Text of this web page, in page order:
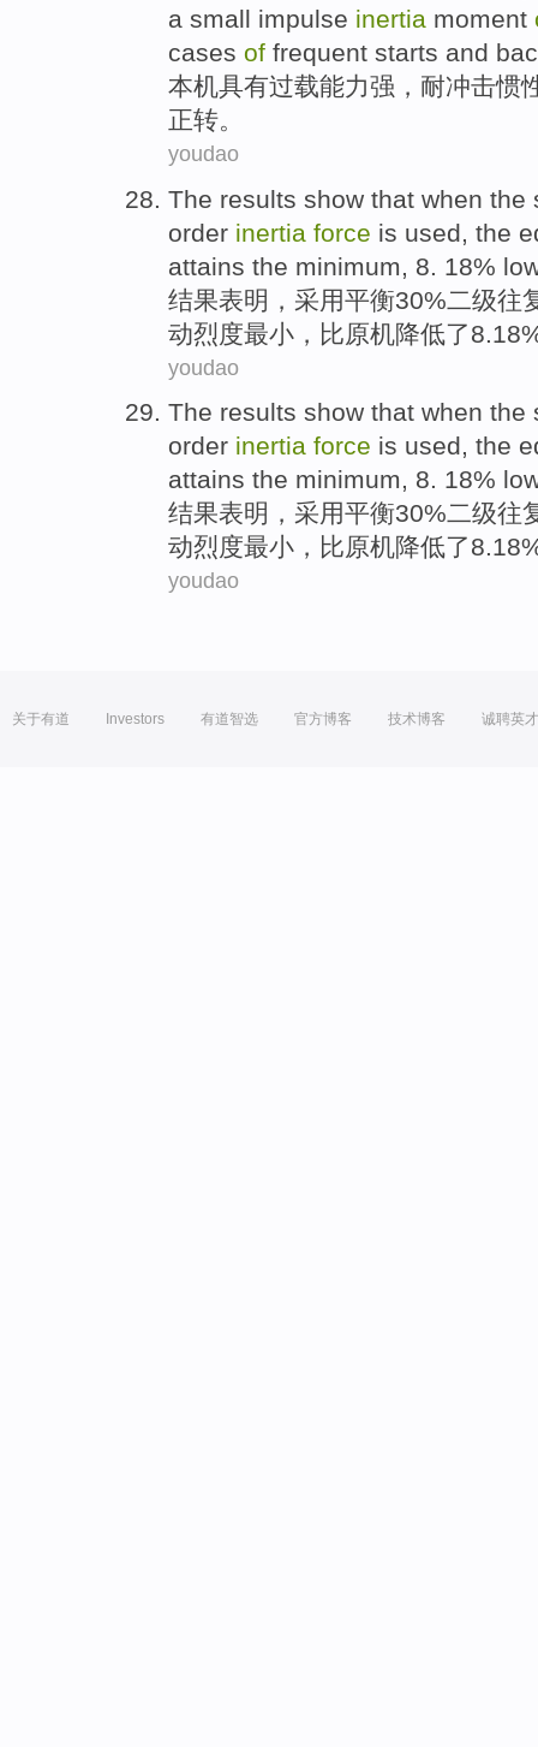
a small impulse inertia moment
cases of frequent starts and
本机具有过载能力强 ， 耐冲击惯
正转。
youdao
The results show that when the
order inertia force is used , the
attains the minimum , 8. 18%
结果表明 ， 采用平衡30%二级往
动烈度最小 ， 比原机降低了
youdao
The results show that when the
order inertia force is used, the
attains the minimum, 8. 18%
结果表明 ， 采用平衡30%二级往
动烈度最小 ， 比原机降低了
youdao
关于有道 Investors 有道智选 官方博客 技术博客 诚聘英才